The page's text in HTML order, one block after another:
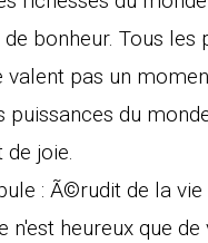
bonheur. Tous les
valent pas un
puissances du
joie.
: Ã©rudit de la vie
n'est heureux que